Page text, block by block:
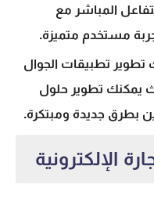
المباشر مع
مستخدم متميزة.
تطوير تطبيقات الجوال
يمكنك تطوير حلول
بطرق جديدة ومبتكرة.
الإلكترونية